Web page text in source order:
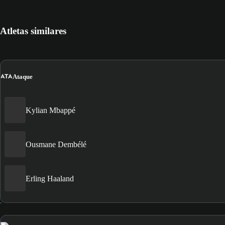
Atletas similares
ATAAtaque
Kylian Mbappé
Ousmane Dembélé
Erling Haaland